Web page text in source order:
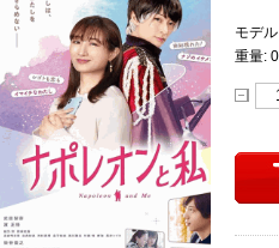
モデ
重量: